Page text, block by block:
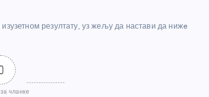
резултату, уз жељу да настави да нижe
чланке